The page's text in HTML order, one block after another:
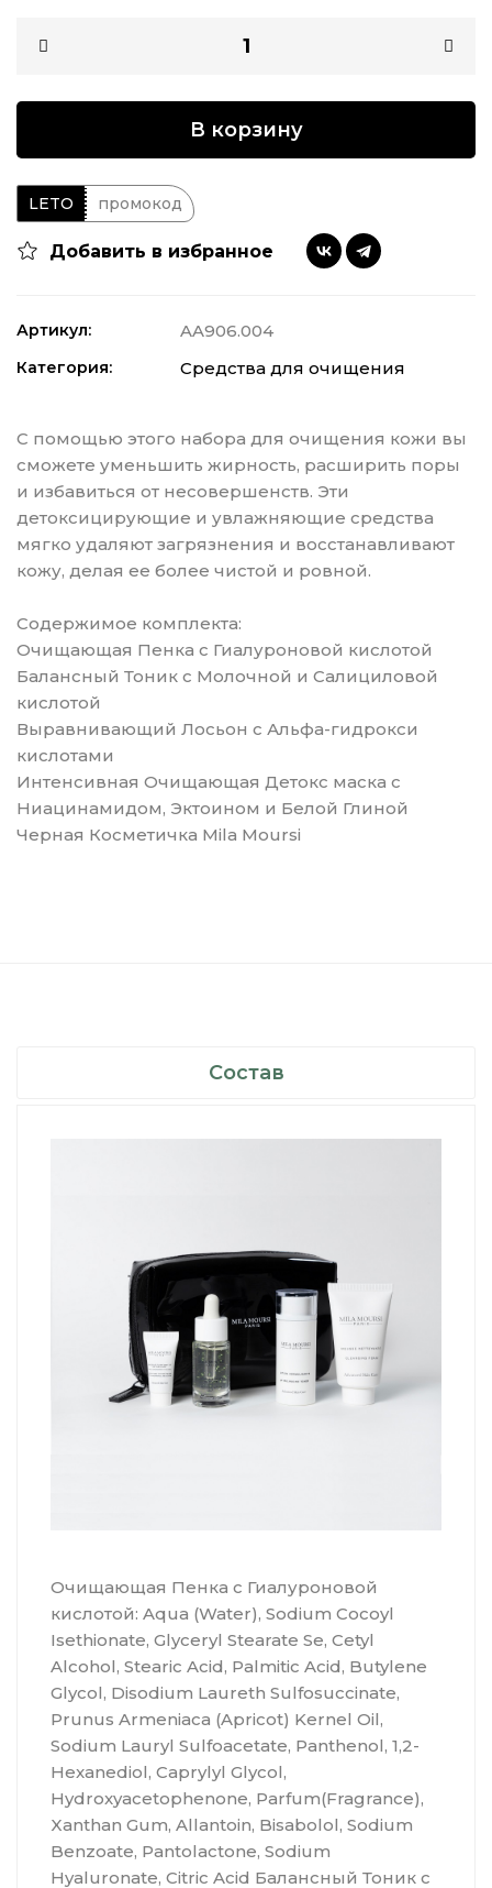
В корзину
LETO промокод
Добавить в избранное
Артикул: AA906.004
Категория: Средства для очищения
С помощью этого набора для очищения кожи вы
сможете уменьшить жирность, расширить поры
и избавиться от несовершенств. Эти
детоксицирующие и увлажняющие средства
мягко удаляют загрязнения и восстанавливают
кожу, делая ее более чистой и ровной.
Содержимое комплекта:
Очищающая Пенка c Гиалуроновой кислотой
Балансный Тоник с Молочной и Салициловой
кислотой
Выравнивающий Лосьон с Альфа-гидрокси
кислотами
Интенсивная Очищающая Детокс маска с
Ниацинамидом, Эктоином и Белой Глиной
Черная Косметичка Mila Moursi
Состав
Очищающая Пенка c Гиалуроновой
кислотой: Aqua (Water), Sodium Cocoyl
Isethionate, Glyceryl Stearate Se, Cetyl
Alcohol, Stearic Acid, Palmitic Acid, Butylene
Glycol, Disodium Laureth Sulfosuccinate,
Prunus Armeniaca (Apricot) Kernel Oil,
Sodium Lauryl Sulfoacetate, Panthenol, 1,2-
Hexanediol, Caprylyl Glycol,
Hydroxyacetophenone, Parfum(Fragrance),
Xanthan Gum, Allantoin, Bisabolol, Sodium
Benzoate, Pantolactone, Sodium
Hyaluronate, Citric Acid Балансный Тоник с